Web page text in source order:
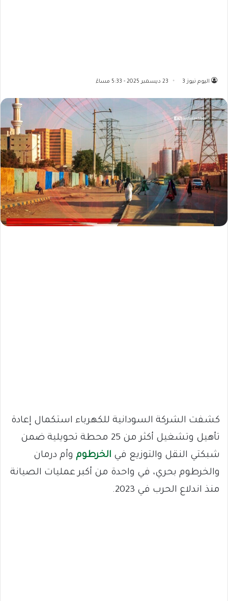
اليوم نيوز 3 23 ديسمبر 2025 - 5:33 مساءً
كشفت الشركة السودانية للكهرباء استكمال إعادة
تأهيل وتشغيل أكثر من 25 محطة تحويلية ضمن
شبكتي النقل والتوزيع في الخرطوم وأم درمان
والخرطوم بحري، في واحدة من أكبر عمليات الصيانة
منذ اندلاع الحرب في 2023.